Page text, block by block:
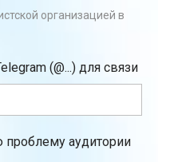
организацией в
(@...) для связи
аудитории